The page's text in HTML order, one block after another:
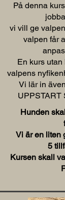
På denna
vi vill ge
valpen får
En kurs utan
valpens
Vi lär in
UPPSTART
Hunden
Vi är en liten
5
Kursen skall